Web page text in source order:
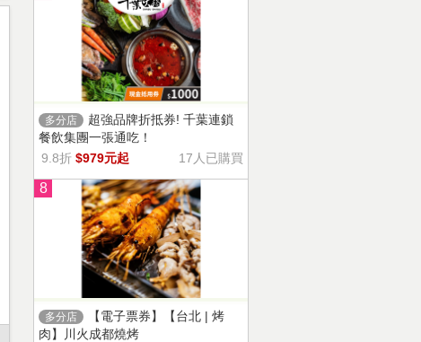
多分店
超強品牌折抵券! 千葉連鎖
餐飲集團一張通吃！
9.8折 $979元起 17人已購買
8
多分店
【電子票券】【台北 | 烤
肉】川火成都燒烤